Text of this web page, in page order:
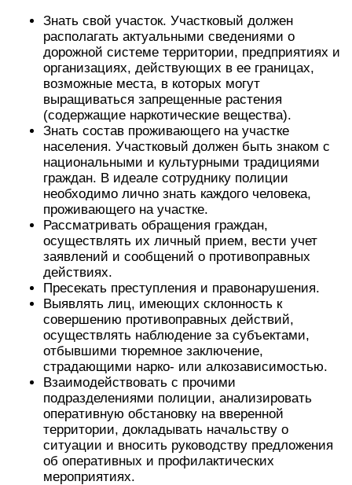
Знать свой участок. Участковый должен
располагать актуальными сведениями о
дорожной системе территории, предприятиях и
организациях, действующих в ее границах,
возможные места, в которых могут
выращиваться запрещенные растения
(содержащие наркотические вещества).
Знать состав проживающего на участке
населения. Участковый должен быть знаком с
национальными и культурными традициями
граждан. В идеале сотруднику полиции
необходимо лично знать каждого человека,
проживающего на участке.
Рассматривать обращения граждан,
осуществлять их личный прием, вести учет
заявлений и сообщений о противоправных
действиях.
Пресекать преступления и правонарушения.
Выявлять лиц, имеющих склонность к
совершению противоправных действий,
осуществлять наблюдение за субъектами,
отбывшими тюремное заключение,
страдающими нарко- или алкозависимостью.
Взаимодействовать с прочими
подразделениями полиции, анализировать
оперативную обстановку на вверенной
территории, докладывать начальству о
ситуации и вносить руководству предложения
об оперативных и профилактических
мероприятиях.